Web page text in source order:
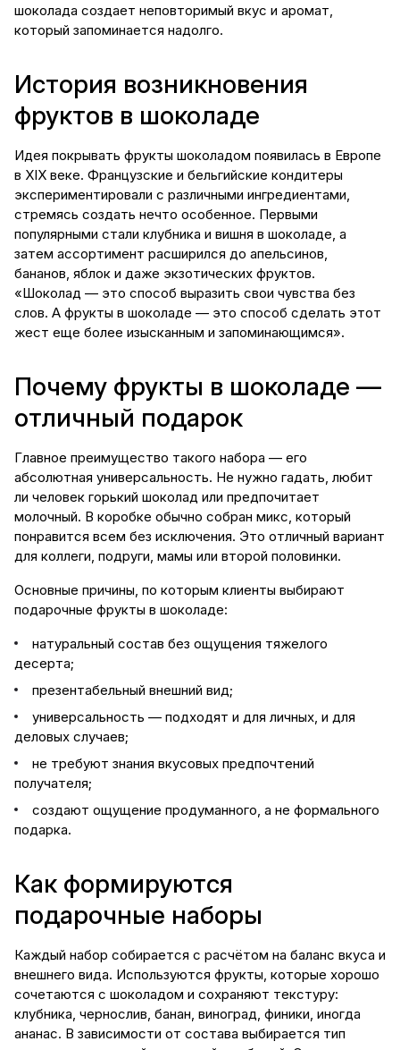
шоколада создает неповторимый вкус и аромат,
который запоминается надолго.
История возникновения
фруктов в шоколаде
Идея покрывать фрукты шоколадом появилась в Европе
в XIX веке. Французские и бельгийские кондитеры
экспериментировали с различными ингредиентами,
стремясь создать нечто особенное. Первыми
популярными стали клубника и вишня в шоколаде, а
затем ассортимент расширился до апельсинов,
бананов, яблок и даже экзотических фруктов.
«Шоколад — это способ выразить свои чувства без
слов. А фрукты в шоколаде — это способ сделать этот
жест еще более изысканным и запоминающимся».
Почему фрукты в шоколаде —
отличный подарок
Главное преимущество такого набора — его
абсолютная универсальность. Не нужно гадать, любит
ли человек горький шоколад или предпочитает
молочный. В коробке обычно собран микс, который
понравится всем без исключения. Это отличный вариант
для коллеги, подруги, мамы или второй половинки.
Основные причины, по которым клиенты выбирают
подарочные фрукты в шоколаде:
натуральный состав без ощущения тяжелого
десерта;
презентабельный внешний вид;
универсальность — подходят и для личных, и для
деловых случаев;
не требуют знания вкусовых предпочтений
получателя;
создают ощущение продуманного, а не формального
подарка.
Как формируются
подарочные наборы
Каждый набор собирается с расчётом на баланс вкуса и
внешнего вида. Используются фрукты, которые хорошо
сочетаются с шоколадом и сохраняют текстуру:
клубника, чернослив, банан, виноград, финики, иногда
ананас. В зависимости от состава выбирается тип